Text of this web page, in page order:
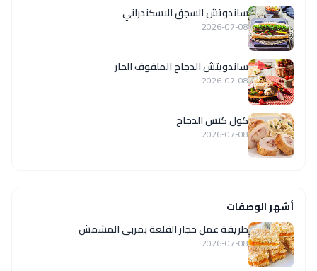
ساندوتش السجق الاسكندراني
2026-07-08
ساندويتش الدجاج الملفوف الحار
2026-07-08
كول كتس الدجاج
2026-07-08
أشهر الوصفات
طريقة عمل حجار القلعة بمربى المشمش
2026-07-08